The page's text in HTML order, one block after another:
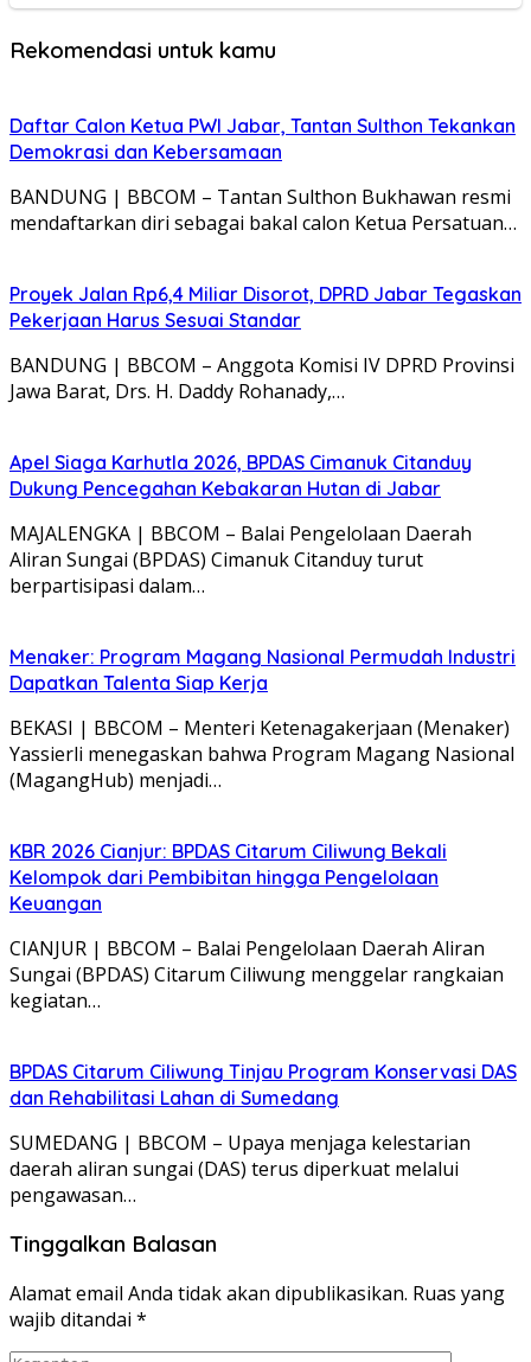
Rekomendasi untuk kamu
Daftar Calon Ketua PWI Jabar, Tantan Sulthon Tekankan
Demokrasi dan Kebersamaan
BANDUNG | BBCOM – Tantan Sulthon Bukhawan resmi
mendaftarkan diri sebagai bakal calon Ketua Persatuan…
Proyek Jalan Rp6,4 Miliar Disorot, DPRD Jabar Tegaskan
Pekerjaan Harus Sesuai Standar
BANDUNG | BBCOM – Anggota Komisi IV DPRD Provinsi
Jawa Barat, Drs. H. Daddy Rohanady,…
Apel Siaga Karhutla 2026, BPDAS Cimanuk Citanduy
Dukung Pencegahan Kebakaran Hutan di Jabar
MAJALENGKA | BBCOM – Balai Pengelolaan Daerah
Aliran Sungai (BPDAS) Cimanuk Citanduy turut
berpartisipasi dalam…
Menaker: Program Magang Nasional Permudah Industri
Dapatkan Talenta Siap Kerja
BEKASI | BBCOM – Menteri Ketenagakerjaan (Menaker)
Yassierli menegaskan bahwa Program Magang Nasional
(MagangHub) menjadi…
KBR 2026 Cianjur: BPDAS Citarum Ciliwung Bekali
Kelompok dari Pembibitan hingga Pengelolaan
Keuangan
CIANJUR | BBCOM – Balai Pengelolaan Daerah Aliran
Sungai (BPDAS) Citarum Ciliwung menggelar rangkaian
kegiatan…
BPDAS Citarum Ciliwung Tinjau Program Konservasi DAS
dan Rehabilitasi Lahan di Sumedang
SUMEDANG | BBCOM – Upaya menjaga kelestarian
daerah aliran sungai (DAS) terus diperkuat melalui
pengawasan…
Tinggalkan Balasan
Alamat email Anda tidak akan dipublikasikan. Ruas yang
wajib ditandai *